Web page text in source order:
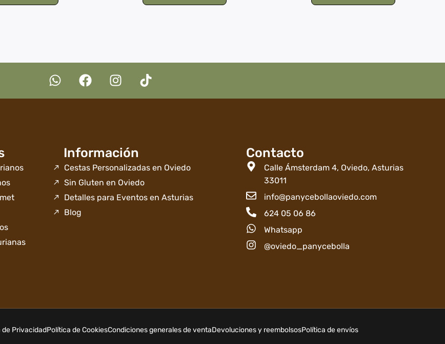
Información
Cestas Personalizadas en Oviedo
Sin Gluten en Oviedo
Detalles para Eventos en Asturias
Blog
Contacto
Calle Ámsterdam 4, Oviedo, Asturias
33011
info@panycebollaoviedo.com
624 05 06 86
Whatsapp
@oviedo_panycebolla
de PrivacidadPolítica de CookiesCondiciones generales de ventaDevoluciones y reembolsosPolítica de envíos